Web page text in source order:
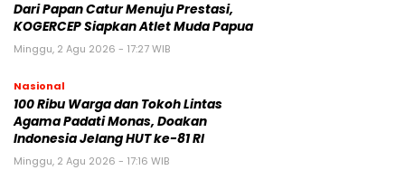
Dari Papan Catur Menuju Prestasi,
KOGERCEP Siapkan Atlet Muda Papua
Minggu, 2 Agu 2026 - 17:27 WIB
Nasional
100 Ribu Warga dan Tokoh Lintas
Agama Padati Monas, Doakan
Indonesia Jelang HUT ke-81 RI
Minggu, 2 Agu 2026 - 17:16 WIB